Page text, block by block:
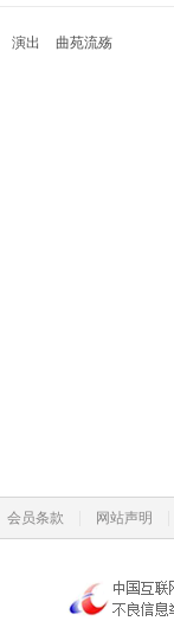
演出 曲苑流殇
会员条款 网站声明